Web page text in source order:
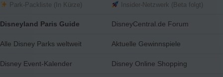
Park-Packliste (In Kürze)
Disneyland Paris Guide
Alle Disney Parks weltweit
Disney Event-Kalender
Insider-Netzwerk (Beta folgt)
DisneyCentral.de Forum
Aktuelle Gewinnspiele
Disney Online Shopping